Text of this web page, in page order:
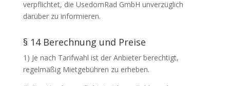
verpflichtet, die UsedomRad GmbH unverzüglich
darüber zu informieren.
§ 14 Berechnung und Preise
1) Je nach Tarifwahl ist der Anbieter berechtigt,
regelmäßig Mietgebühren zu erheben.